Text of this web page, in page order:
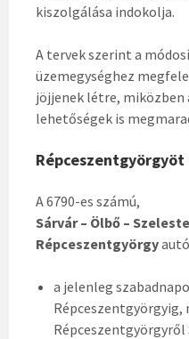
kiszolgálása indokolja.
A tervek szerint a
üzemegységhez
jöjjenek létre, miközben
lehetőségek is
A 6790-es számú,
Sárvár – Ölbő –
Répceszentgyörgy
a jelenleg
Répceszentgyörgyig,
Répceszentgyörgyről